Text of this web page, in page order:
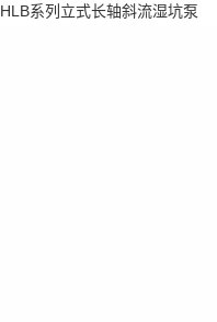
HLB系列立式长轴斜流湿坑泵